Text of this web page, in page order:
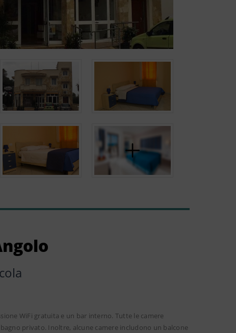
WiFi gratuita e un bar interno. Tutte le camere
privato. Inoltre, alcune camere includono un balcone